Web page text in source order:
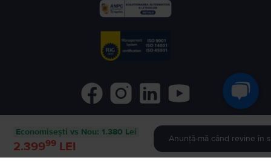
Economisești vs Nou: 1.380 Lei
2.39999 LEI
Anunță-mă când revine în
©2026 Flip.ro - All rights reserved.
Flip.bg
Rejoy.hu